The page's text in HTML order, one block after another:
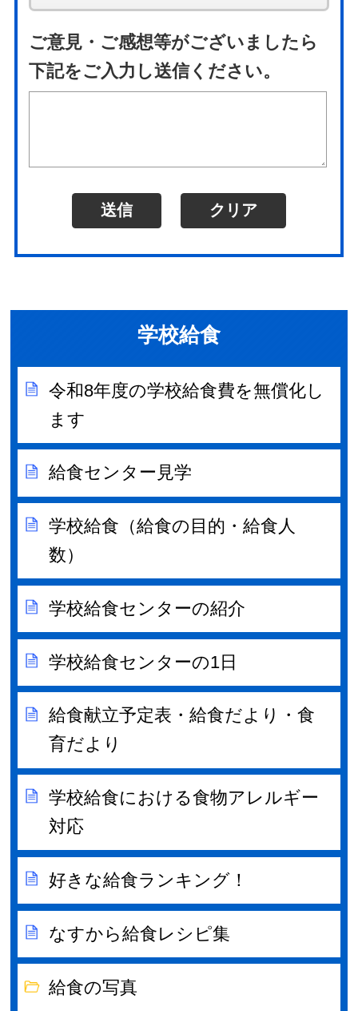
ご意見・ご感想等がございましたら
下記をご入力し送信ください。
学校給食
令和8年度の学校給食費を無償化し
ます
給食センター見学
学校給食（給食の目的・給食人
数）
学校給食センターの紹介
学校給食センターの1日
給食献立予定表・給食だより・食
育だより
学校給食における食物アレルギー
対応
好きな給食ランキング！
なすから給食レシピ集
給食の写真